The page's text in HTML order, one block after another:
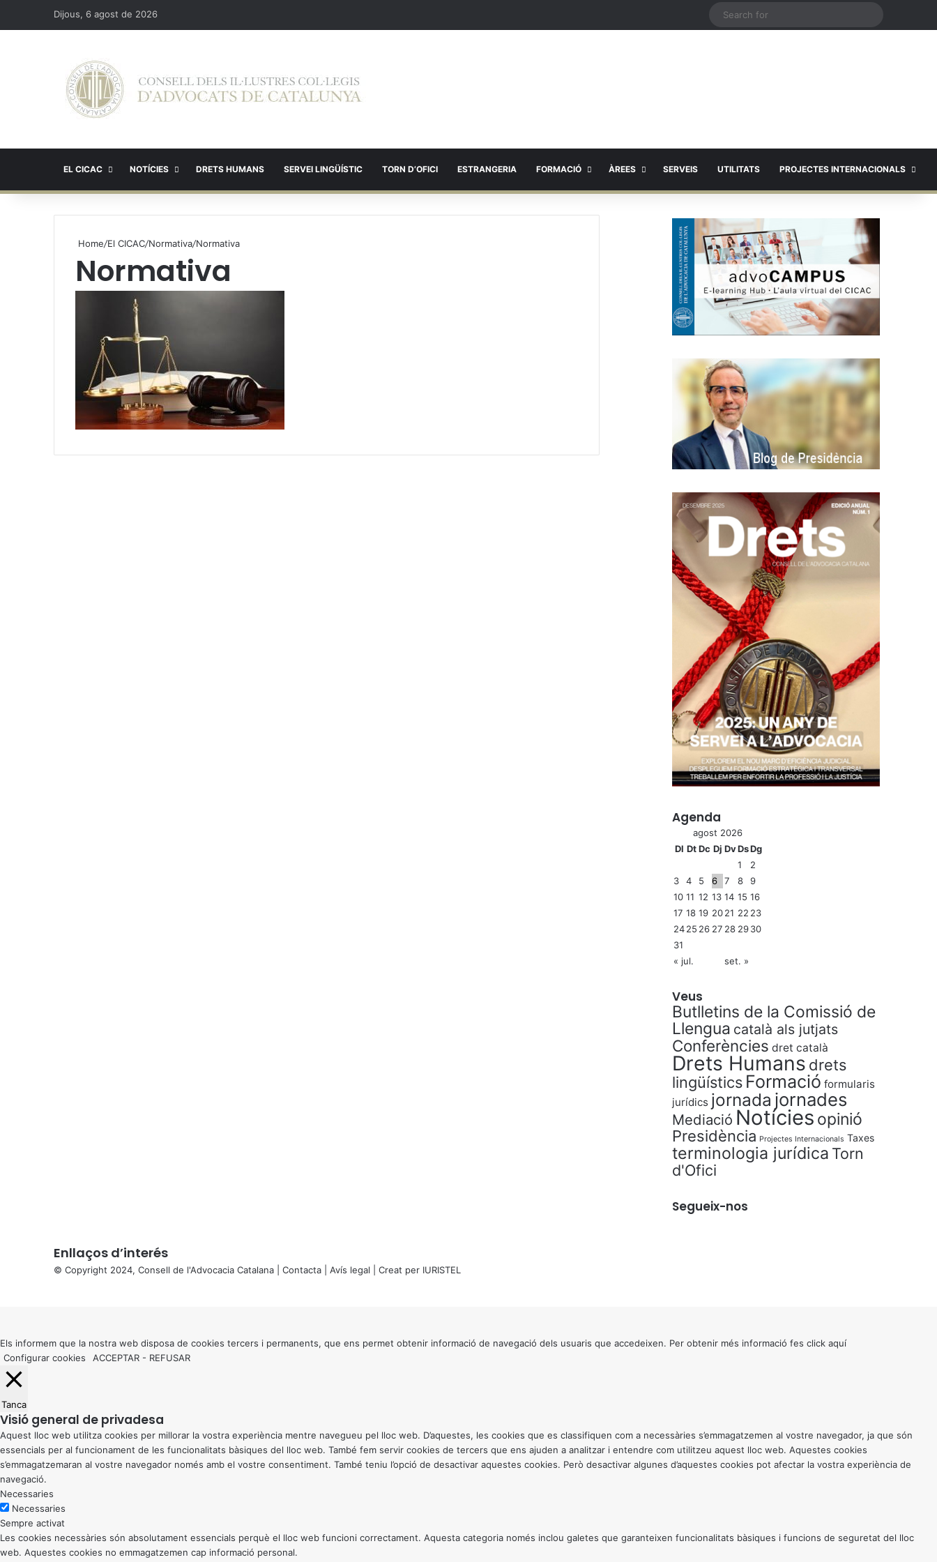
Dijous, 6 agost de 2026
EL CICAC NOTÍCIES DRETS HUMANS SERVEI LINGÜÍSTIC TORN D’OFICI ESTRANGERIA FORMACIÓ ÀREES SERVEIS UTILITATS PROJECTES INTERNACIONALS
Home/El CICAC/Normativa/Normativa
Normativa
Agenda
agost 2026
Dl Dt Dc Dj DvDsDg
1
2
3
4 5 6 7 8
9
10 11 12 13 14 15 16
17 18 19 2021 22 23
2425 26 27 28 2930
31
« jul.
set. »
Veus
Butlletins de la Comissió de
Llengua català als jutjats
Conferències dret català
Drets Humans drets
lingüístics Formació formularis
jurídics jornada jornades
Mediació Notícies opinió
Presidència Projectes Internacionals Taxes
terminologia jurídica Torn
d'Ofici
Segueix-nos
Enllaços d’interés
© Copyright 2024, Consell de l'Advocacia Catalana | Contacta Avís legal | Creat per IURISTEL
button
Els informem que la nostra web disposa de cookies tercers i permanents, que ens permet obtenir informació de navegació dels usuaris que accedeixen. Per obtenir més informació fes click aquí
Configurar cookies
ACCEPTAR - REFUSAR
Tanca
Visió general de privadesa
Aquest lloc web utilitza cookies per millorar la vostra experiència mentre navegueu pel lloc web. D’aquestes, les cookies que es classifiquen com a necessàries s’emmagatzemen al vostre navegador, ja que són
essencials per al funcionament de les funcionalitats bàsiques del lloc web. També fem servir cookies de tercers que ens ajuden a analitzar i entendre com utilitzeu aquest lloc web. Aquestes cookies
s’emmagatzemaran al vostre navegador només amb el vostre consentiment. També teniu l’opció de desactivar aquestes cookies. Però desactivar algunes d’aquestes cookies pot afectar la vostra experiència de
navegació.
Necessaries
Necessaries
Sempre activat
Les cookies necessàries són absolutament essencials perquè el lloc web funcioni correctament. Aquesta categoria només inclou galetes que garanteixen funcionalitats bàsiques i funcions de seguretat del lloc
web. Aquestes cookies no emmagatzemen cap informació personal.